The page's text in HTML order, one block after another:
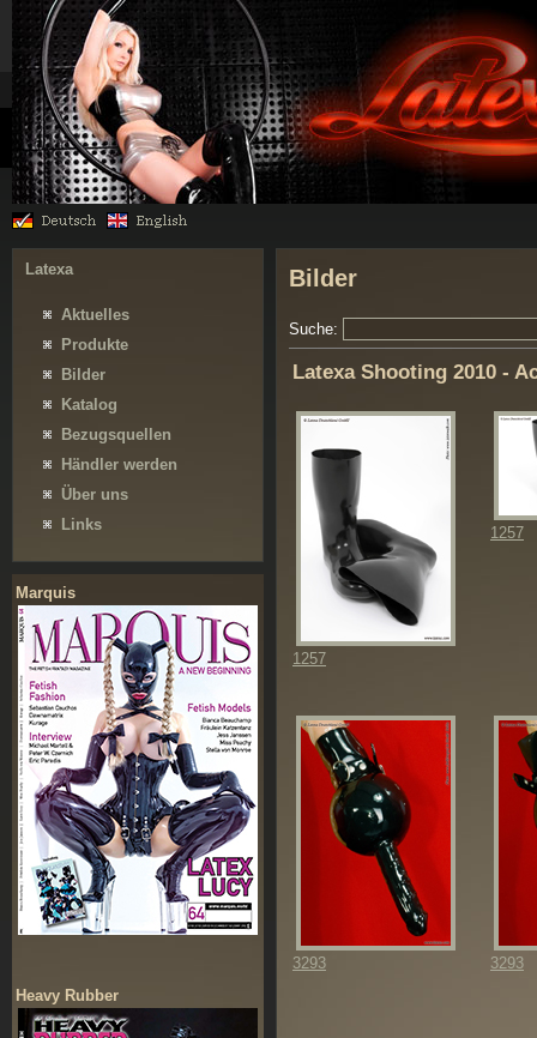
Latexa
Aktuelles
Produkte
Bilder
Katalog
Bezugsquellen
Händler werden
Über uns
Links
Marquis
Heavy Rubber
Bilder
Suche:
Latexa Shooting 2010 -
1257
1257
3293 3293